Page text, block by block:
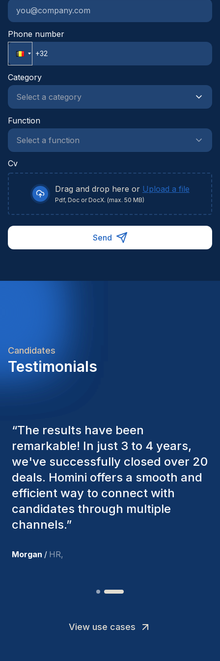
resultatenWe werven aan op basis van
en diversiteit binnen onze teams.
Phone number
Category
Function
Cv
Drag and drop here or Upload a file
Pdf, Doc or DocX. (max. 50 MB)
Send
Candidates
Testimonials
“The Homini consultants have
consistently considered various
factors to ensure they present the
best candidates. The individuals
we've hired are still with us, and
I’m truly pleased with the new
team members.
Joakin / Deputy-AMLCO
View use cases